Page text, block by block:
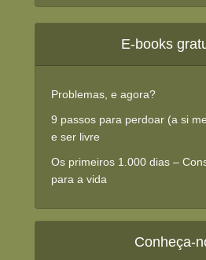
E-books
Problemas, e agora?
9 passos para perdoar (a si
e ser livre
Os primeiros 1.000 dias –
para a vida
Conheça-